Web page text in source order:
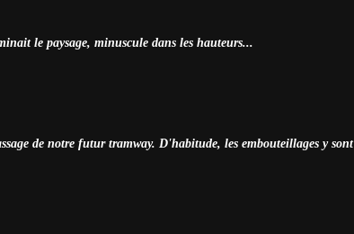
le paysage, minuscule dans les hauteurs...
de notre futur tramway. D'habitude, les embouteillages y sont